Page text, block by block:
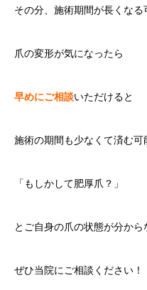
その分、施術期間が長くなる
爪の変形が気になったら
早めにご相談いただけると
施術の期間も少なくて済む可
「もしかして肥厚爪？」
とご自身の爪の状態が分から
ぜひ当院にご相談ください！